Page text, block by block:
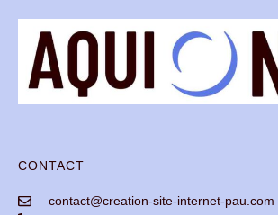
CONTACT
contact@creation-site-internet-pau.com